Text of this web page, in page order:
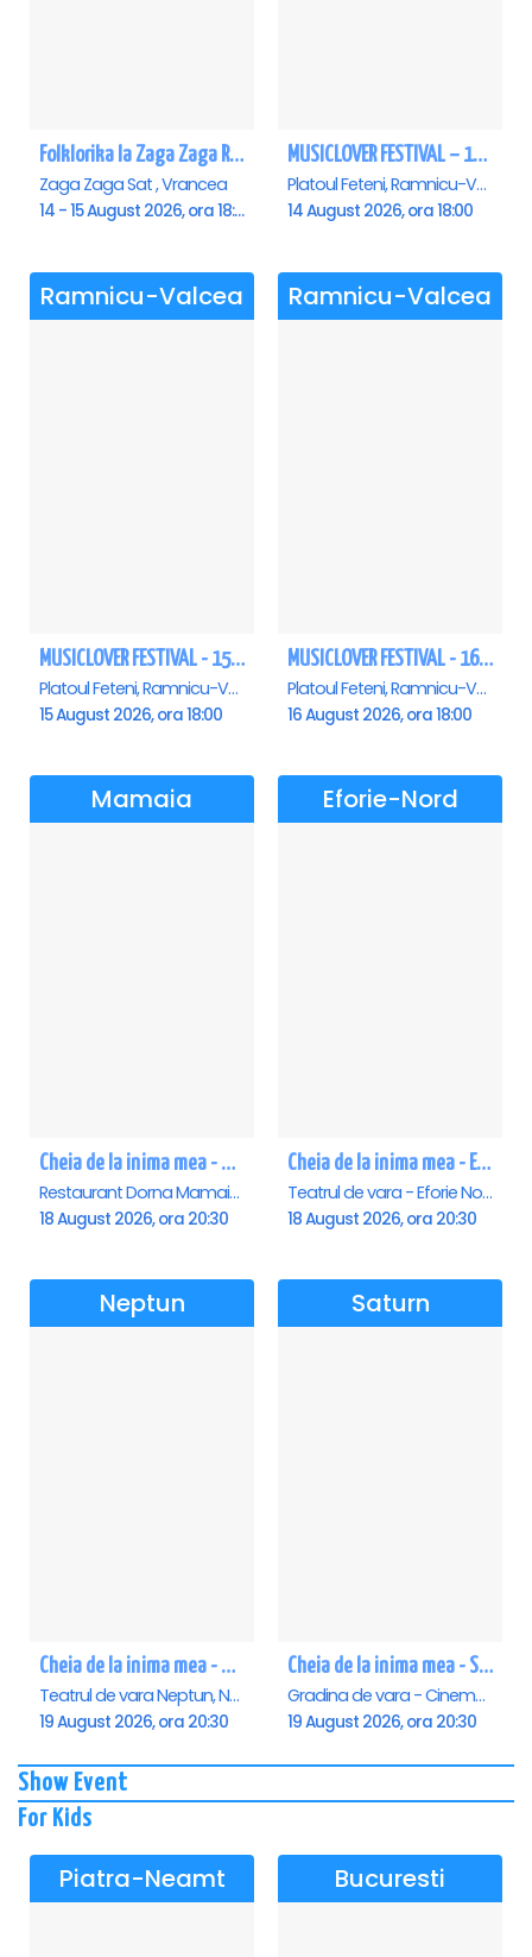
Folklorika la Zaga Zaga Resort - Anulat
Zaga Zaga Sat , Vrancea
14 - 15 August 2026, ora 18:00
MUSICLOVER FESTIVAL – 14 August – Puya, Johny Romano, Shift, Badd G, DJ Matei & Bogdanov
Platoul Feteni, Ramnicu-Valcea
14 August 2026, ora 18:00
Ramnicu-Valcea
MUSICLOVER FESTIVAL - 15 AUGUST - CONNECT-R, DELIA, RON HEWITT, NICKI M, AURIKA
Platoul Feteni, Ramnicu-Valcea
15 August 2026, ora 18:00
Ramnicu-Valcea
MUSICLOVER FESTIVAL - 16 AUGUST - LEO DE LA ROSIORI SI MARCEL STEFANET & ETHNO REPUBLIC, TUDOR DEEJAY, VARER
Platoul Feteni, Ramnicu-Valcea
16 August 2026, ora 18:00
Mamaia
Cheia de la inima mea - Mamaia
Restaurant Dorna Mamaia, Mamaia
18 August 2026, ora 20:30
Eforie-Nord
Cheia de la inima mea - Eforie Nord
Teatrul de vara - Eforie Nord, Eforie-Nord
18 August 2026, ora 20:30
Neptun
Cheia de la inima mea - Neptun
Teatrul de vara Neptun, Neptun
19 August 2026, ora 20:30
Saturn
Cheia de la inima mea - Saturn
Gradina de vara - Cinema Saturn, Saturn
19 August 2026, ora 20:30
Show Event
For Kids
Piatra-Neamt Bucuresti